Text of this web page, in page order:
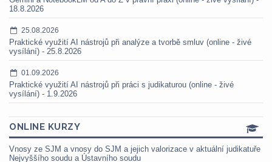
18.8.2026
25.08.2026
Praktické využití AI nástrojů při analýze a tvorbě smluv (online - živé
vysílání) - 25.8.2026
01.09.2026
Praktické využití AI nástrojů při práci s judikaturou (online - živé
vysílání) - 1.9.2026
ONLINE KURZY
Vnosy ze SJM a vnosy do SJM a jejich valorizace v aktuální judikatuře
Nejvyššího soudu a Ústavního soudu